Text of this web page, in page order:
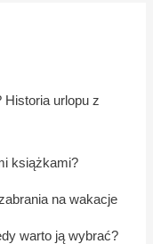
Historia urlopu z
książkami?
na wakacje
warto ją wybrać?